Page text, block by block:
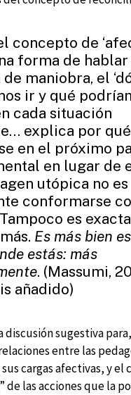
concepto de
forma de hablar
maniobra, el
ir y qué
cada situación
explica por qué
en el próximo
en lugar de
utópica no es
conformarse
es
Es más bien
estás: más
. (Massumi,
añadido)
discusión sugestiva
entre las
cargas afectivas, y el
de las acciones que la